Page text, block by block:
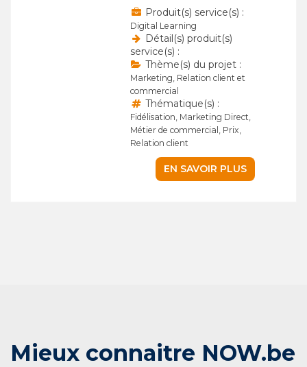
Produit(s) service(s) :
Digital Learning
Détail(s) produit(s)
service(s) :
Thème(s) du projet :
Marketing, Relation client et
commercial
Thématique(s) :
Fidélisation, Marketing Direct,
Métier de commercial, Prix,
Relation client
EN SAVOIR PLUS
Mieux connaitre NOW.be